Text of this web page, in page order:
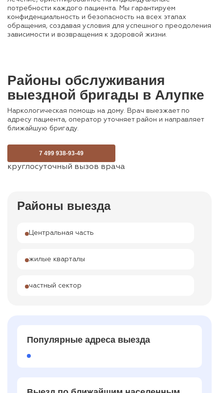
потребности каждого пациента. Мы гарантируем
конфиденциальность и безопасность на всех этапах
обращения, создавая условия для успешного преодоления
зависимости и возвращения к здоровой жизни.
Районы обслуживания
выездной бригады в Алупке
Наркологическая помощь на дому. Врач выезжает по
адресу пациента, оператор уточняет район и направляет
ближайшую бригаду.
7 499 938-93-49
круглосуточный вызов врача
Районы выезда
Центральная часть
жилые кварталы
частный сектор
Популярные адреса выезда